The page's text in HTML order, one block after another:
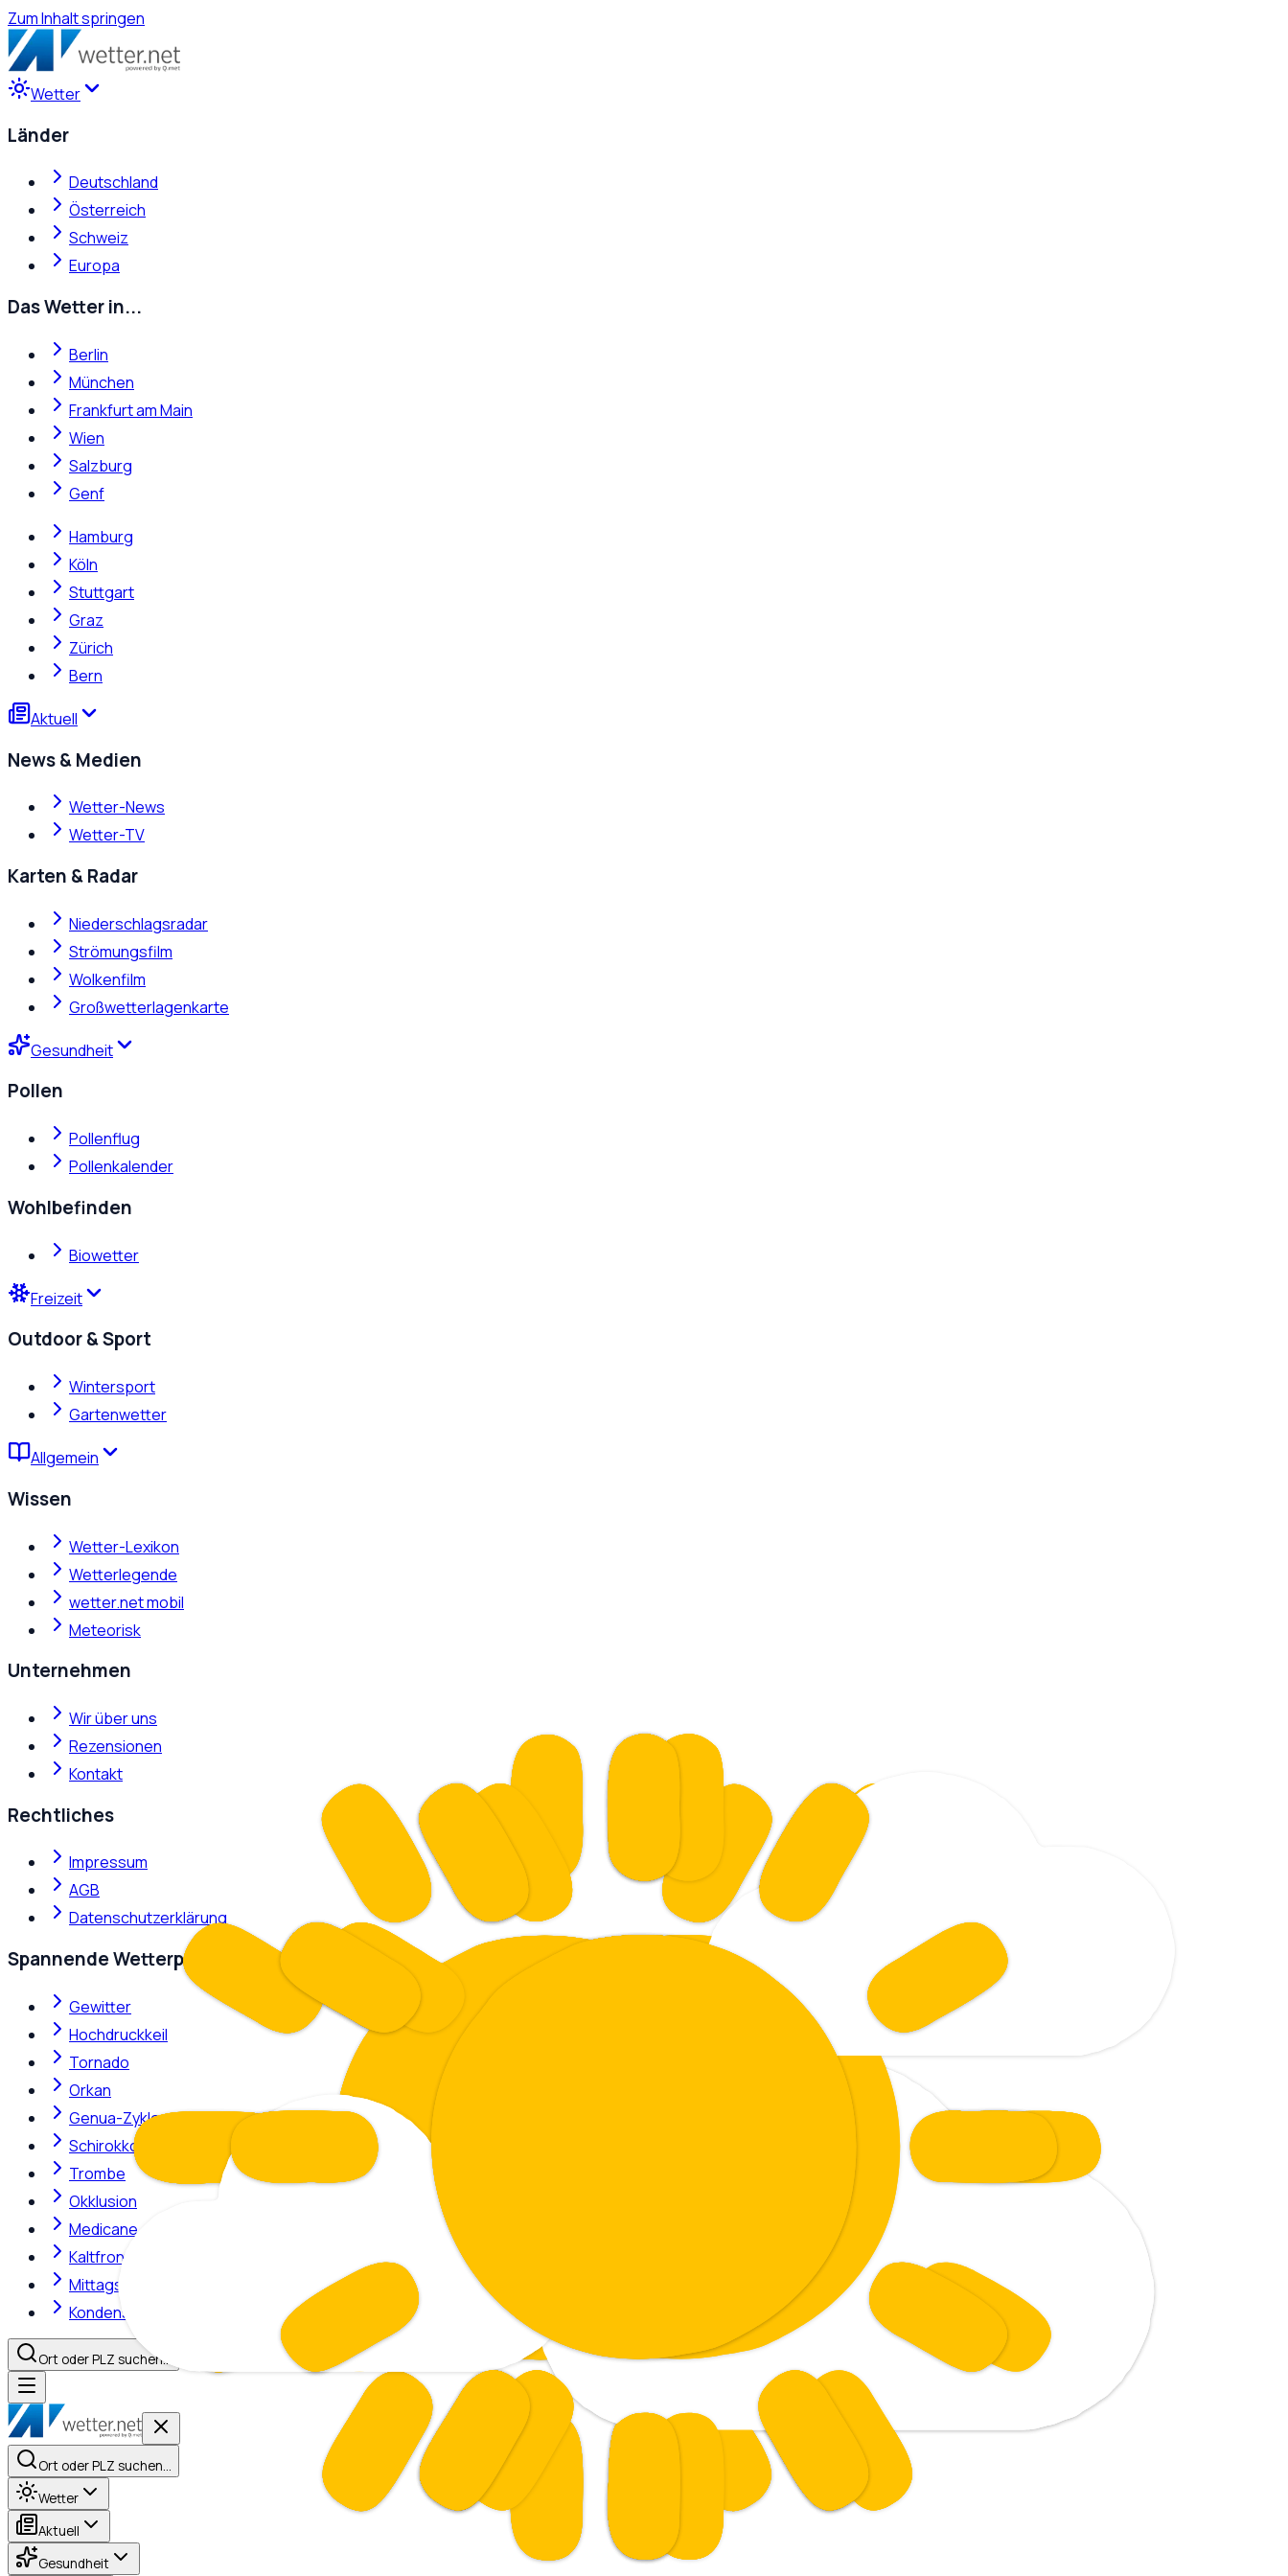
Zum Inhalt springen
Wetter
Länder
Deutschland
Österreich
Schweiz
Europa
Das Wetter in...
Berlin
München
Frankfurt am Main
Wien
Salzburg
Genf
Hamburg
Köln
Stuttgart
Graz
Zürich
Bern
Aktuell
News & Medien
Wetter-News
Wetter-TV
Karten & Radar
Niederschlagsradar
Strömungsfilm
Wolkenfilm
Großwetterlagenkarte
Gesundheit
Pollen
Pollenflug
Pollenkalender
Wohlbefinden
Biowetter
Freizeit
Outdoor & Sport
Wintersport
Gartenwetter
Allgemein
Wissen
Wetter-Lexikon
Wetterlegende
wetter.net mobil
Meteorisk
Unternehmen
Wir über uns
Rezensionen
Kontakt
Rechtliches
Impressum
AGB
Datenschutzerklärung
Spannende Wetterphänomene
Gewitter
Hochdruckkeil
Tornado
Orkan
Genua-Zyklone
Schirokko
Trombe
Okklusion
Medicane
Kaltfront
Mittagshitze
Kondensstreifen
Ort oder PLZ suchen…
Ort oder PLZ suchen…
Wetter
Aktuell
Gesundheit